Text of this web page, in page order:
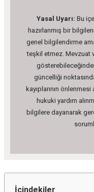
Yasal Uyarı: Bu
hazırlanmış bir
genel bilgilendirme
teşkil etmez. Mevzuat
güncelliği
kayıplarının
hukuki yardım
bilgilere dayanarak
İçindekiler